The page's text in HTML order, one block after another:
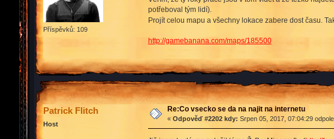
Příspěvků: 109
potřeboval tým lidí).
Projít celou mapu a všechny lokace zabere dost času.
http://gamebanana.com/maps/185500
Patrick Flitch
Host
Re:Co vsecko se da na najit na internetu
« Odpověď #2202 kdy: Srpen 05, 2017, 07:04:29